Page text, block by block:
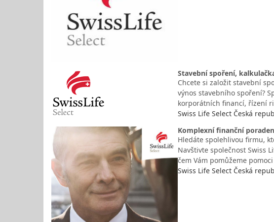
Stavební spoření,
Chcete si založit stavební
výnos stavebního spoření?
korporátních financí, řízení
Swiss Life Select Česká
Komplexní finanční
Hledáte spolehlivou firmu,
Navštivte společnost Swiss
čem Vám pomůžeme
Swiss Life Select Česká